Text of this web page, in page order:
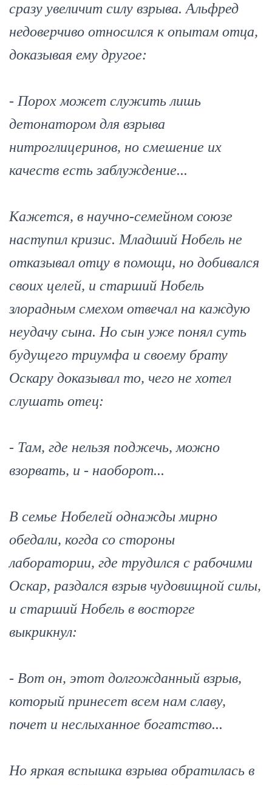
сразу увеличит силу взрыва. Альфред
недоверчиво относился к опытам отца,
доказывая ему другое:
- Порох может служить лишь
детонатором для взрыва
нитроглицеринов, но смешение их
качеств есть заблуждение...
Кажется, в научно-семейном союзе
наступил кризис. Младший Нобель не
отказывал отцу в помощи, но добивался
своих целей, и старший Нобель
злорадным смехом отвечал на каждую
неудачу сына. Но сын уже понял суть
будущего триумфа и своему брату
Оскару доказывал то, чего не хотел
слушать отец:
- Там, где нельзя поджечь, можно
взорвать, и - наоборот...
В семье Нобелей однажды мирно
обедали, когда со стороны
лаборатории, где трудился с рабочими
Оскар, раздался взрыв чудовищной силы,
и старший Нобель в восторге
выкрикнул:
- Вот он, этот долгожданный взрыв,
который принесет всем нам славу,
почет и неслыханное богатство...
Но яркая вспышка взрыва обратилась в